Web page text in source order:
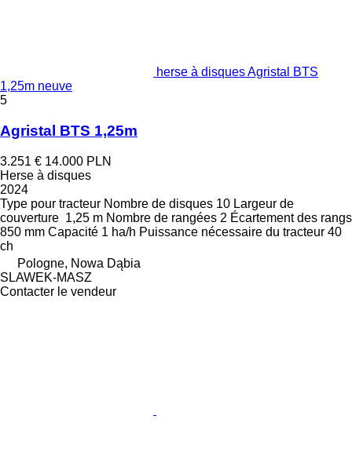
herse à disques Agristal BTS
1,25m neuve
5
Agristal BTS 1,25m
3.251 € 14.000 PLN
Herse à disques
2024
Type pour tracteur Nombre de disques 10 Largeur de
couverture 1,25 m Nombre de rangées 2 Écartement des rangs
850 mm Capacité 1 ha/h Puissance nécessaire du tracteur 40
ch
Pologne, Nowa Dąbia
SLAWEK-MASZ
Contacter le vendeur